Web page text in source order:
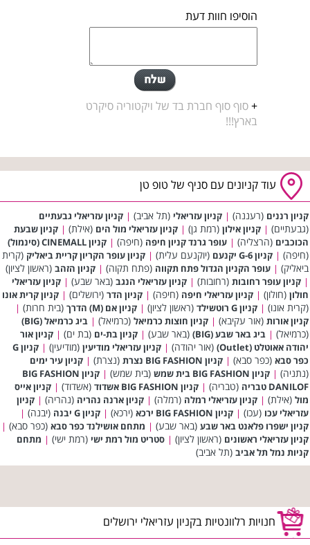
הוסיפו חוות דעת
+סוף סוף חברת בד של ויקטוריה סיקרט
בארץ!!!
עוד קניונים עם סניף של טופ טן
קניון רננים (רעננה) | קניון עזריאלי (תל אביב) | קניון עזריאלי גבעתיים
(גבעתיים) | קניון אילון (רמת גן) | קניון עזריאלי מול הים (אילת) | קניון שבעת
הכוכבים (הרצליה) | עופר גרנד קניון חיפה (חיפה) | קניון CINEMALL (סינמול)
(חיפה) | קניון G-6 יקנעם (יוקנעם עלית) | קניון עופר הקריון קריית ביאליק (קרית
ביאליק) | עופר הקניון הגדול פתח תקווה (פתח תקוה) | קניון הזהב (ראשון לציון)
| קניון עופר רחובות (רחובות) | קניון עזריאלי הנגב (באר שבע) | קניון עזריאלי
חולון (חולון) | קניון עזריאלי חיפה (חיפה) | קניון הדר (ירושלים) | קניון קרית אונו
(קרית אונו) | קניון G רוטשילד (ראשון לציון) | קניון אם (M) הדרך (בית חרות) |
קניון אורות (אור עקיבא) | קניון חוצות כרמיאל (כרמיאל) | ביג כרמיאל (BIG)
(כרמיאל) | ביג באר שבע (BIG) (באר שבע) | קניון בת-ים (בת ים) | קניון אור
יהודה אאוטלט (Outlet)
(אור יהודה) | קניון עזריאלי מודיעין (מודיעין) |
קניון G
כפר סבא (כפר סבא) | קניון BIG FASHION נצרת (נצרת) | קניון עיר ימים
(נתניה) | קניון BIG FASHION בית שמש (בית שמש) |
קניון BIG FASHION
DANILOF טבריה
(טבריה) | קניון BIG FASHION אשדוד (אשדוד) | קניון אייס
מול (אילת) | קניון עזריאלי רמלה (רמלה) | קניון ארנה נהריה (נהריה) | קניון
עזריאלי עכו (עכו) | קניון BIG FASHION ירכא (ירכא) | קניון G יבנה (יבנה) |
קניון ישפרו פלאנט באר שבע (באר שבע) | מתחם אושילנד כפר סבא (כפר סבא) |
קניון עזריאלי ראשונים (ראשון לציון) | סטריט מול רמת ישי (רמת ישי) | מתחם
קניות נמל תל אביב (תל אביב)
חנויות רלוונטיות בקניון עזריאלי ירושלים